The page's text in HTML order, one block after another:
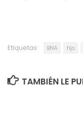
Etiquetas: BNA fijo
TAMBIÉN LE